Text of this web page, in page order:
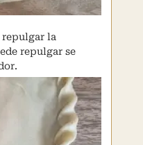
repulgar la
repulgar se